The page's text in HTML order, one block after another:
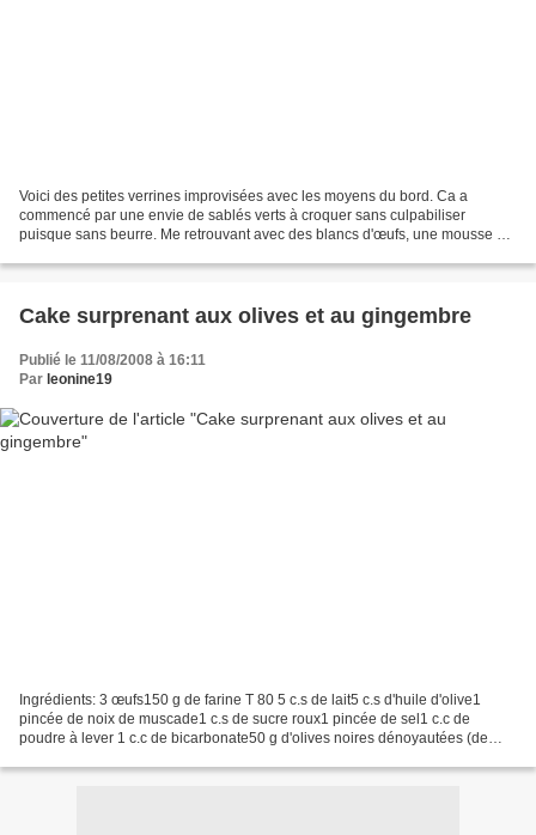
Voici des petites verrines improvisées avec les moyens du bord. Ca a
commencé par une envie de sablés verts à croquer sans culpabiliser
puisque sans beurre. Me retrouvant avec des blancs d'œufs, une mousse au
Cake surprenant aux olives et au gingembre
Publié le 11/08/2008 à 16:11
Par leonine19
Ingrédients: 3 œufs150 g de farine T 80 5 c.s de lait5 c.s d'huile d'olive1
pincée de noix de muscade1 c.s de sucre roux1 pincée de sel1 c.c de
poudre à lever 1 c.c de bicarbonate50 g d'olives noires dénoyautées (de